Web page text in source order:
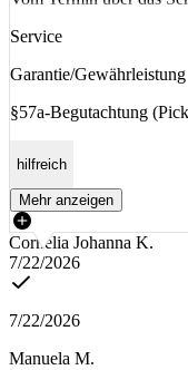
Service
Garantie/Gewährleistung
§57a-Begutachtung
hilfreich
Mehr anzeigen
Cornelia Johanna K.
7/22/2026
7/22/2026
Manuela M.